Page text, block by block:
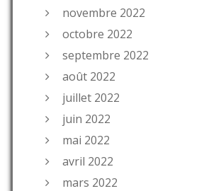
novembre 2022
octobre 2022
septembre 2022
août 2022
juillet 2022
juin 2022
mai 2022
avril 2022
mars 2022